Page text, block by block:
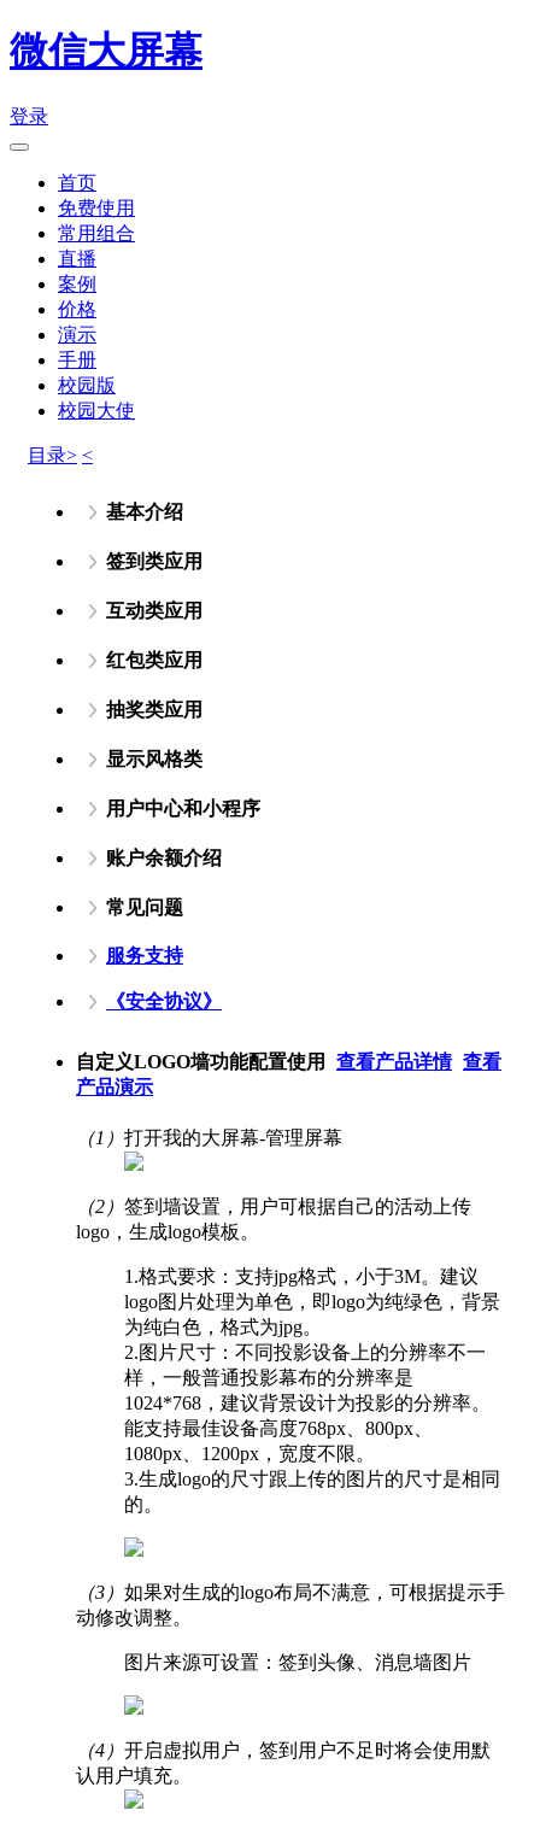
微信大屏幕
登录
首页
免费使用
常用组合
直播
案例
价格
演示
手册
校园版
校园大使
目录> <
基本介绍
签到类应用
互动类应用
红包类应用
抽奖类应用
显示风格类
用户中心和小程序
账户余额介绍
常见问题
服务支持
《安全协议》
自定义LOGO墙功能配置使用 查看产品详情 查看
产品演示
（1） 打开我的大屏幕-管理屏幕
（2） 签到墙设置，用户可根据自己的活动上传
logo，生成logo模板。
1.格式要求：支持jpg格式，小于3M。建议
logo图片处理为单色，即logo为纯绿色，背景
为纯白色，格式为jpg。
2.图片尺寸：不同投影设备上的分辨率不一
样，一般普通投影幕布的分辨率是
1024*768，建议背景设计为投影的分辨率。
能支持最佳设备高度768px、800px、
1080px、1200px，宽度不限。
3.生成logo的尺寸跟上传的图片的尺寸是相同
的。
（3） 如果对生成的logo布局不满意，可根据提示手
动修改调整。
图片来源可设置：签到头像、消息墙图片
（4） 开启虚拟用户，签到用户不足时将会使用默
认用户填充。